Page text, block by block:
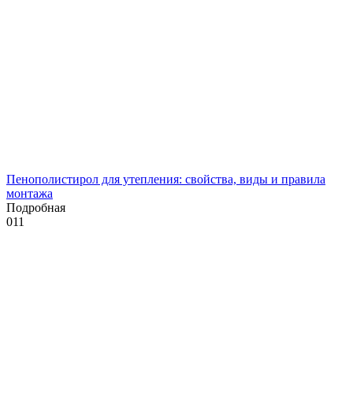
Пенополистирол для утепления: свойства, виды и правила
монтажа
Подробная
011